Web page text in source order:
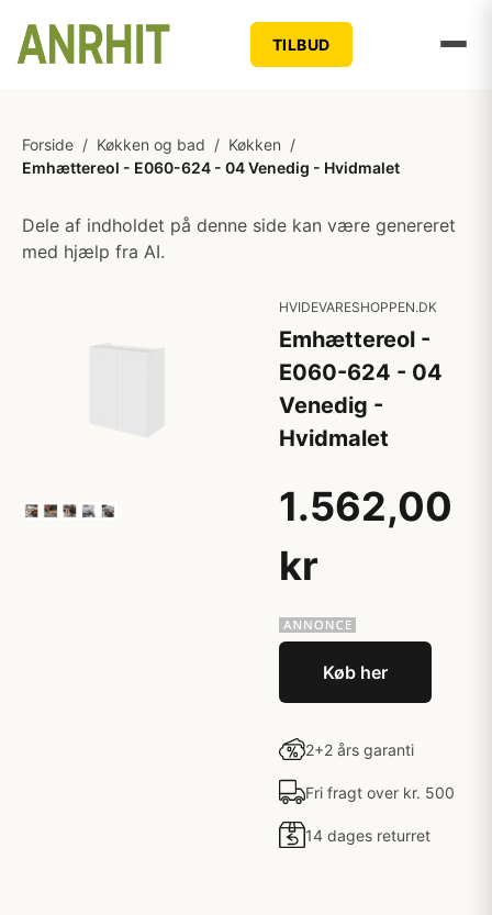
TILBUD
Forside / Køkken og bad / Køkken /
Emhættereol - E060-624 - 04 Venedig - Hvidmalet
Dele af indholdet på denne side kan være genereret
med hjælp fra AI.
HVIDEVARESHOPPEN.DK
Emhættereol -
E060-624 - 04
Venedig -
Hvidmalet
1.562,00
kr
Køb her
2+2 års garanti
Fri fragt over kr. 500
14 dages returret